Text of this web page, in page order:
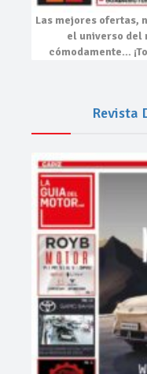
Las mejores ofertas,
el universo del
cómodamente…
Revista